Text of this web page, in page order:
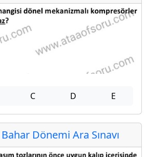
C D E
Dönemi Ara Sınavı